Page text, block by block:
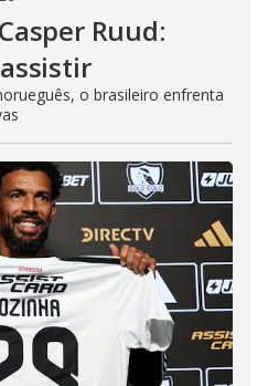
Ruud:
o brasileiro enfrenta